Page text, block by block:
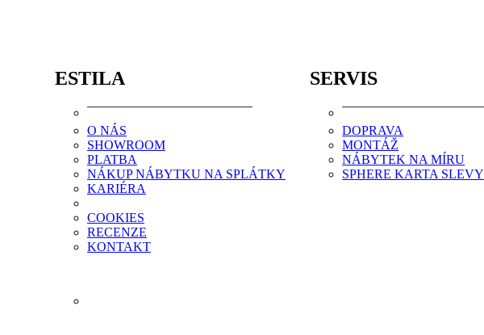
ESTILA
O NÁS
SHOWROOM
PLATBA
NÁKUP NÁBYTKU NA SPLÁTKY
KARIÉRA
COOKIES
RECENZE
KONTAKT
SERVIS
DOPRAVA
MONTÁŽ
NÁBYTEK NA MÍRU
SPHERE KARTA SLEVY